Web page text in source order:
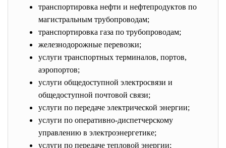
транспортировка нефти и нефтепродуктов по
магистральным трубопроводам;
транспортировка газа по трубопроводам;
железнодорожные перевозки;
услуги транспортных терминалов, портов,
аэропортов;
услуги общедоступной электросвязи и
общедоступной почтовой связи;
услуги по передаче электрической энергии;
услуги по оперативно-диспетчерскому
управлению в электроэнергетике;
услуги по передаче тепловой энергии;